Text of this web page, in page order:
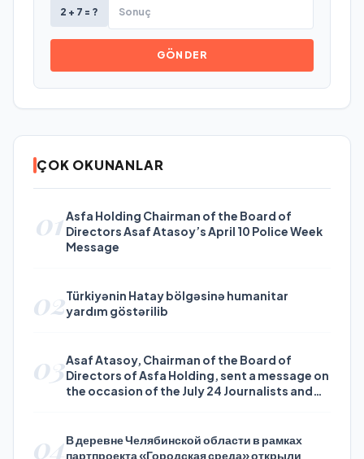
2 + 7 = ?
GÖNDER
ÇOK OKUNANLAR
01Asfa Holding Chairman of the Board of
Directors Asaf Atasoy’s April 10 Police Week
Message
02Türkiyənin Hatay bölgəsinə humanitar
yardım göstərilib
03Asaf Atasoy, Chairman of the Board of
Directors of Asfa Holding, sent a message on
the occasion of the July 24 Journalists and
04В деревне Челябинской области в рамках
партпроекта «Городская среда» открыли